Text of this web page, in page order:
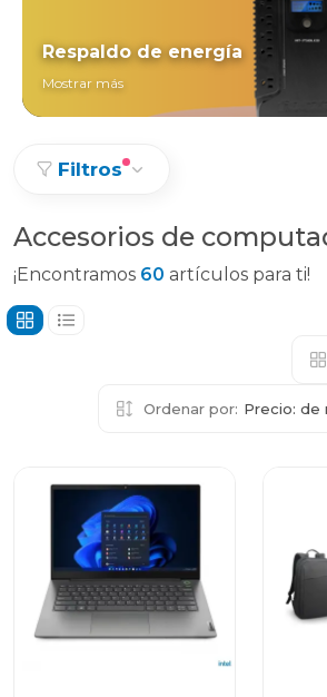
Respaldo de energía
Mostrar más
Filtros
Accesorios de
¡Encontramos 60 artículos para ti!
Ordenar por: Precio: de